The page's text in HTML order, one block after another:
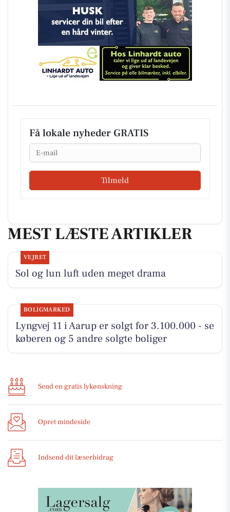
Få lokale nyheder GRATIS
Email
Tilmeld
MEST LÆSTE ARTIKLER
VEJRET
Sol og lun luft uden meget drama
BOLIGMARKED
Lyngvej 11 i Aarup er solgt for 3.100.000 - se
køberen og 5 andre solgte boliger
Send en gratis lykønskning
Opret mindeside
Indsend dit læserbidrag